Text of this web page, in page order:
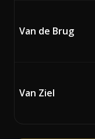
Van de Brug
Van Ziel